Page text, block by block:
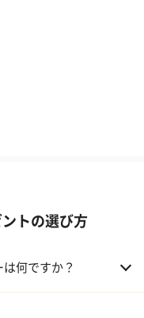
トの選び方
何ですか？